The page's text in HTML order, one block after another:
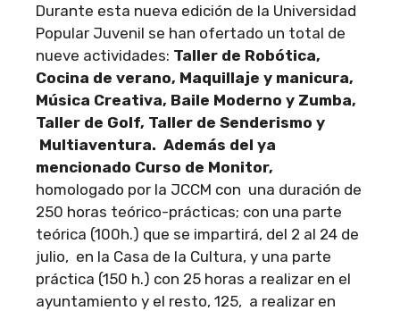
Durante esta nueva edición de la Universidad
Popular Juvenil se han ofertado un total de
nueve actividades: Taller de Robótica,
Cocina de verano, Maquillaje y manicura,
Música Creativa, Baile Moderno y Zumba,
Taller de Golf, Taller de Senderismo y
Multiaventura. Además del ya
mencionado Curso de Monitor,
homologado por la JCCM con una duración de
250 horas teórico-prácticas; con una parte
teórica (100h.) que se impartirá, del 2 al 24 de
julio, en la Casa de la Cultura, y una parte
práctica (150 h.) con 25 horas a realizar en el
ayuntamiento y el resto, 125, a realizar en